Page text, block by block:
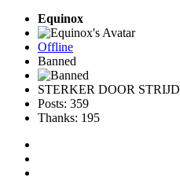
Equinox
Offline
Banned
STERKER DOOR STRIJD
Posts: 359
Thanks: 195